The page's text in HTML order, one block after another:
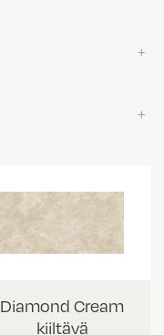
Diamond Cream
kiiltävä